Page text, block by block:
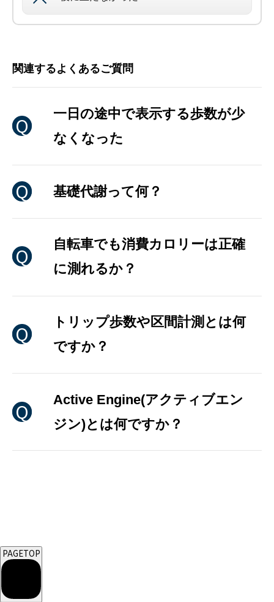
関連するよくあるご質問
一日の途中で表示する歩数が少
なくなった
基礎代謝って何？
自転車でも消費カロリーは正確
に測れるか？
トリップ歩数や区間計測とは何
ですか？
Active Engine(アクティブエン
ジン)とは何ですか？
PAGETOP